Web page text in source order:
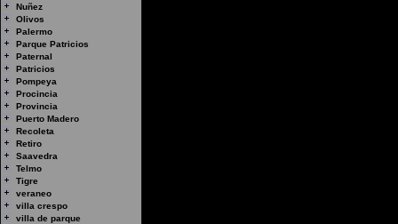
Nuñez
Olivos
Palermo
Parque Patricios
Paternal
Patricios
Pompeya
Procincia
Provincia
Puerto Madero
Recoleta
Retiro
Saavedra
Telmo
Tigre
veraneo
villa crespo
villa de parque